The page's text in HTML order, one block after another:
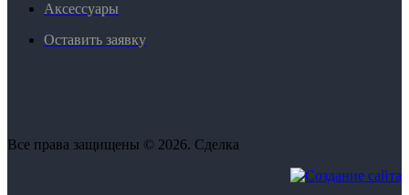
Аксессуары
Оставить заявку
Все права защищены © 2026. Сделка